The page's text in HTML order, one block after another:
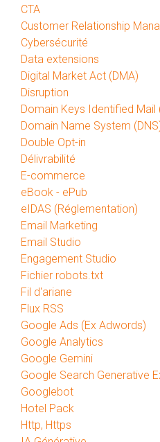
CTA
Customer Relationship
Cybersécurité
Data extensions
Digital Market Act (DMA)
Disruption
Domain Keys Identified Mail
Domain Name System
Double Opt-in
Délivrabilité
E-commerce
eBook - ePub
eIDAS (Réglementation)
Email Marketing
Email Studio
Engagement Studio
Fichier robots.txt
Fil d'ariane
Flux RSS
Google Ads (Ex Adwords)
Google Analytics
Google Gemini
Google Search Generative
Googlebot
Hotel Pack
Http, Https